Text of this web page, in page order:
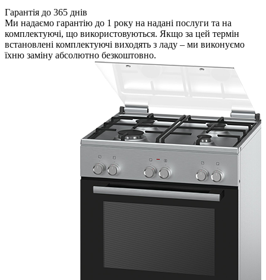
Гарантія до 365 днів
Ми надаємо гарантію до 1 року на надані послуги та на
комплектуючі, що використовуються. Якщо за цей термін
встановлені комплектуючі виходять з ладу – ми виконуємо
їхню заміну абсолютно безкоштовно.